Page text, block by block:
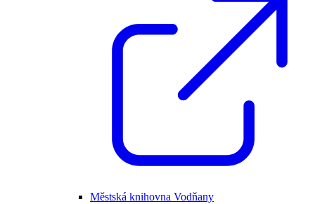
Městská knihovna Vodňany